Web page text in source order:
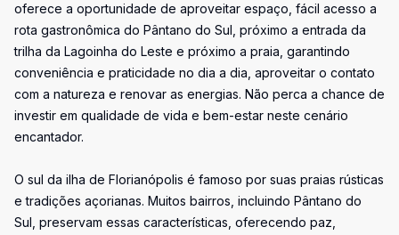
oferece a oportunidade de aproveitar espaço, fácil acesso a
rota gastronômica do Pântano do Sul, próximo a entrada da
trilha da Lagoinha do Leste e próximo a praia, garantindo
conveniência e praticidade no dia a dia, aproveitar o contato
com a natureza e renovar as energias. Não perca a chance de
investir em qualidade de vida e bem-estar neste cenário
encantador.
O sul da ilha de Florianópolis é famoso por suas praias rústicas
e tradições açorianas. Muitos bairros, incluindo Pântano do
Sul, preservam essas características, oferecendo paz,